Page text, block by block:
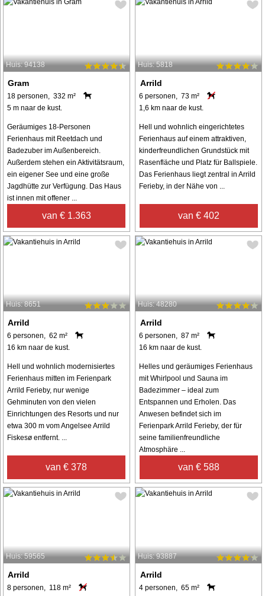
Huis: 94138
Gram
18 personen, 332 m²
5 m naar de kust.
Geräumiges 18-Personen
Ferienhaus mit Reetdach und
Badezuber im Außenbereich.
Außerdem stehen ein Aktivitätsraum,
ein eigener See und eine große
Jagdhütte zur Verfügung. Das Haus
ist innen mit offener ...
van € 1.363
Huis: 5818
Arrild
6 personen, 73 m²
1,6 km naar de kust.
Hell und wohnlich eingerichtetes
Ferienhaus auf einem attraktiven,
kinderfreundlichen Grundstück mit
Rasenfläche und Platz für Ballspiele.
Das Ferienhaus liegt zentral in Arrild
Ferieby, in der Nähe von ...
van € 402
Huis: 8651
Arrild
6 personen, 62 m²
16 km naar de kust.
Hell und wohnlich modernisiertes
Ferienhaus mitten im Ferienpark
Arrild Ferieby, nur wenige
Gehminuten von den vielen
Einrichtungen des Resorts und nur
etwa 300 m vom Angelsee Arrild
Fiskesø entfernt. ...
van € 378
Huis: 48280
Arrild
6 personen, 87 m²
16 km naar de kust.
Helles und geräumiges Ferienhaus
mit Whirlpool und Sauna im
Badezimmer – ideal zum
Entspannen und Erholen. Das
Anwesen befindet sich im
Ferienpark Arrild Ferieby, der für
seine familienfreundliche
Atmosphäre ...
van € 588
Huis: 59565
Arrild
8 personen, 118 m²
Huis: 93887
Arrild
4 personen, 65 m²